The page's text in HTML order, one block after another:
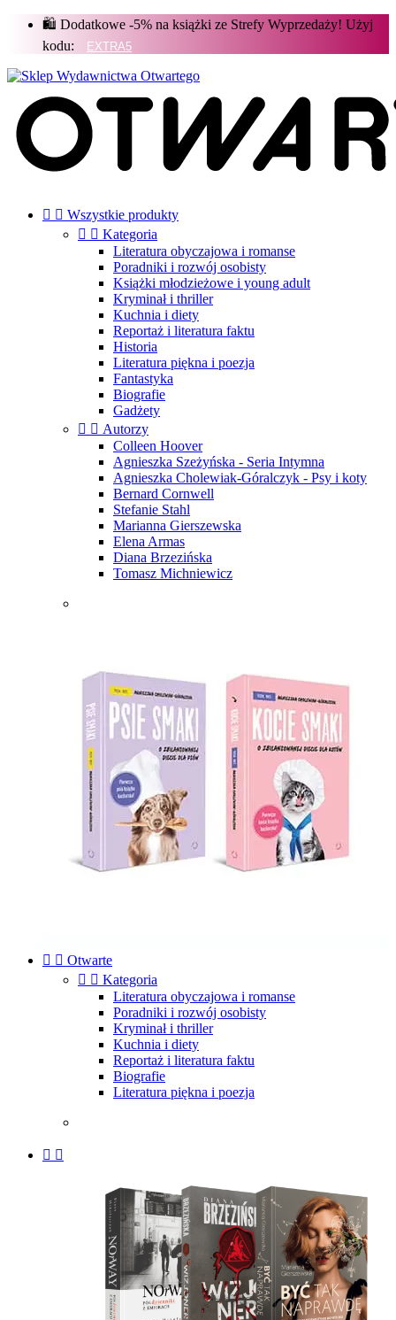
🛍️ Dodatkowe -5% na książki ze Strefy Wyprzedaży! Użyj
kodu:
  Wszystkie produkty
  Kategoria
Literatura obyczajowa i romanse
Poradniki i rozwój osobisty
Książki młodzieżowe i young adult
Kryminał i thriller
Kuchnia i diety
Reportaż i literatura faktu
Historia
Literatura piękna i poezja
Fantastyka
Biografie
Gadżety
  Autorzy
Colleen Hoover
Agnieszka Szeżyńska - Seria Intymna
Agnieszka Cholewiak-Góralczyk - Psy i koty
Bernard Cornwell
Stefanie Stahl
Marianna Gierszewska
Elena Armas
Diana Brzezińska
Tomasz Michniewicz
  Otwarte
  Kategoria
Literatura obyczajowa i romanse
Poradniki i rozwój osobisty
Kryminał i thriller
Kuchnia i diety
Reportaż i literatura faktu
Biografie
Literatura piękna i poezja
 